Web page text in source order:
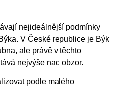
nejideálnější podmínky
V České republice je Býk
ale právě v těchto
nejvýše nad obzor.
podle malého